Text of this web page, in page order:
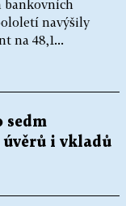
bankovních
navýšily
na 48,1...
sedm
úvěrů i vkladů